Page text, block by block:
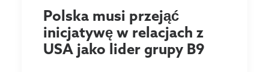
Polska musi przejąć
inicjatywę w relacjach z
USA jako lider grupy B9